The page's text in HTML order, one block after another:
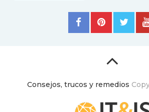
Consejos, trucos y remedios